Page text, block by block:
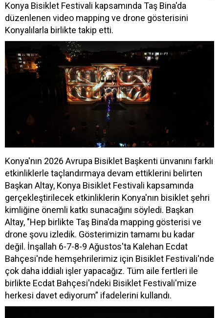
Konya Bisiklet Festivali kapsamında Taş Bina'da
düzenlenen video mapping ve drone gösterisini
Konyalılarla birlikte takip etti.
Konya'nın 2026 Avrupa Bisiklet Başkenti ünvanını farklı
etkinliklerle taçlandırmaya devam ettiklerini belirten
Başkan Altay, Konya Bisiklet Festivali kapsamında
gerçekleştirilecek etkinliklerin Konya'nın bisiklet şehri
kimliğine önemli katkı sunacağını söyledi. Başkan
Altay, "Hep birlikte Taş Bina'da mapping gösterisi ve
drone şovu izledik. Gösterimizin tamamı bu kadar
değil. İnşallah 6-7-8-9 Ağustos'ta Kalehan Ecdat
Bahçesi'nde hemşehrilerimiz için Bisiklet Festivali'nde
çok daha iddialı işler yapacağız. Tüm aile fertleri ile
birlikte Ecdat Bahçesi'ndeki Bisiklet Festivali'mize
herkesi davet ediyorum” ifadelerini kullandı.